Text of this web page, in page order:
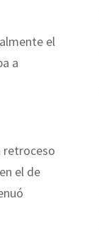
el
a
retroceso
el de